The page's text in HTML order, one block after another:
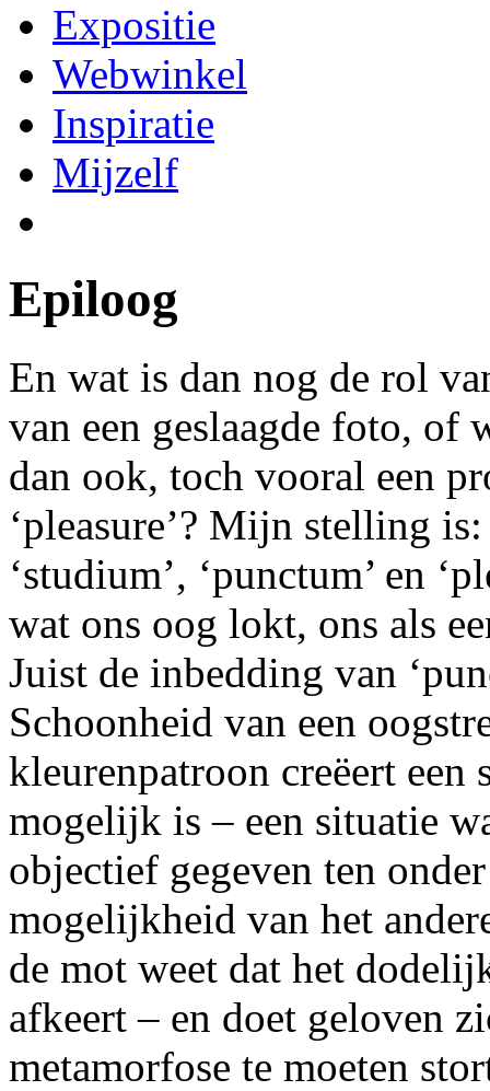
Expositie
Webwinkel
Inspiratie
Mijzelf
Epiloog
En wat is dan nog de rol
van een geslaagde foto, of
dan ook, toch vooral een
‘pleasure’? Mijn stelling
‘studium’, ‘punctum’ en
wat ons oog lokt, ons als
Juist de inbedding van
Schoonheid van een
kleurenpatroon creëert
mogelijk is – een situatie
objectief gegeven ten
mogelijkheid van het
de mot weet dat het
afkeert – en doet geloven
metamorfose te moeten